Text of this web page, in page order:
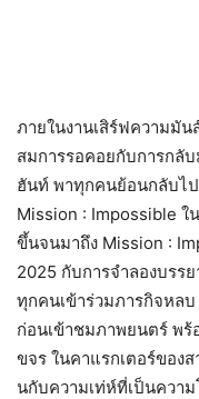
ภายในงานเสิร์ฟความมั
สมการรอคอยกับการกลั
ฮันท์ พาทุกคนย้อนกลับไ
Mission : Impossible
ขึ้นจนมาถึง Mission :
2025 กับการจำลองบรร
ทุกคนเข้าร่วมภารกิจหล
ก่อนเข้าชมภาพยนตร์ พร้
ขจร ในคาแรกเตอร์ของ
นกับความเท่ห์ที่เป็นควา